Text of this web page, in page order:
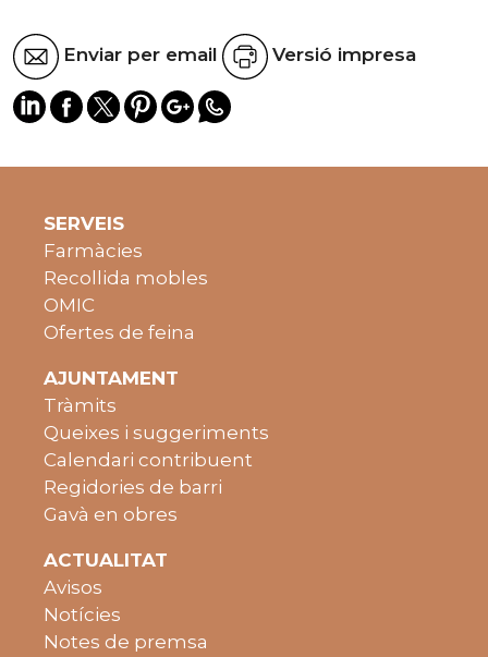
Enviar per email Versió impresa
SERVEIS
Farmàcies
Recollida mobles
OMIC
Ofertes de feina
AJUNTAMENT
Tràmits
Queixes i suggeriments
Calendari contribuent
Regidories de barri
Gavà en obres
ACTUALITAT
Avisos
Notícies
Notes de premsa